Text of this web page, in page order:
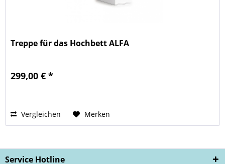
Treppe für das Hochbett ALFA
299,00 € *
Vergleichen Merken
Service Hotline